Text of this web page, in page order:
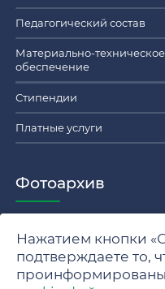
Педагогический состав
Материально-техническое
обеспечение
Стипендии
Платные услуги
Фотоархив
Политика обработки
Положение об обработке
Нажатием кнопки
подтверждаете то,